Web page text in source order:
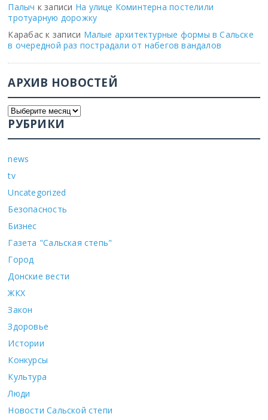
Палыч к записи На улице Коминтерна постелили
тротуарную дорожку
Карабас к записи Малые архитектурные формы в Сальске
в очередной раз пострадали от набегов вандалов
АРХИВ НОВОСТЕЙ
РУБРИКИ
news
tv
Uncategorized
Безопасность
Бизнес
Газета "Сальская степь"
Город
Донские вести
ЖКХ
Закон
Здоровье
Истории
Конкурсы
Культура
Люди
Новости Сальской степи